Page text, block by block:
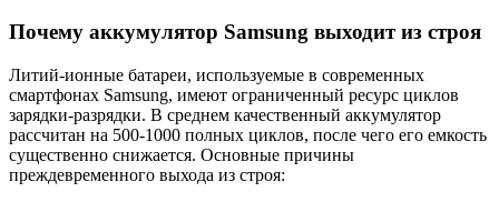
Почему аккумулятор Samsung выходит из строя
Литий-ионные батареи, используемые в современных
смартфонах Samsung, имеют ограниченный ресурс циклов
зарядки-разрядки. В среднем качественный аккумулятор
рассчитан на 500-1000 полных циклов, после чего его емкость
существенно снижается. Основные причины
преждевременного выхода из строя: